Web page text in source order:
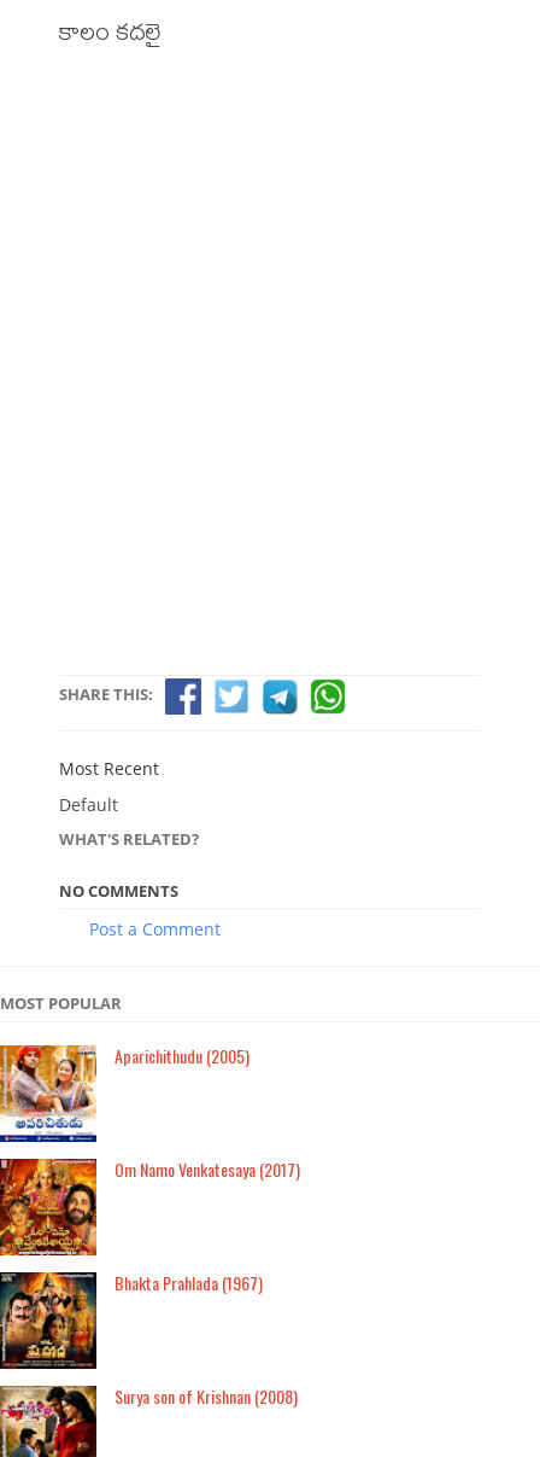
కాలం కదలై
SHARE THIS:
Most Recent
Default
WHAT'S RELATED?
NO COMMENTS
Post a Comment
MOST POPULAR
Aparichithudu (2005)
Om Namo Venkatesaya (2017)
Bhakta Prahlada (1967)
Surya son of Krishnan (2008)